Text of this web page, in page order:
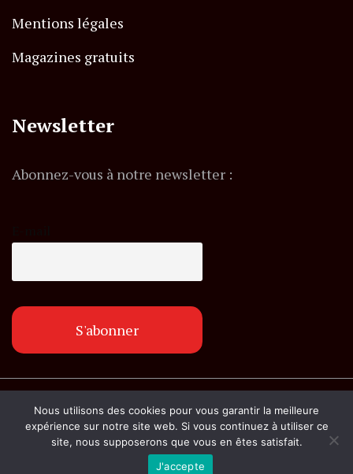
Mentions légales
Magazines gratuits
Newsletter
Abonnez-vous à notre newsletter :
© Copyright lemagazineinfo.fr. Tous droits
réservés.
Nous utilisons des cookies pour vous garantir la meilleure
expérience sur notre site web. Si vous continuez à utiliser ce
site, nous supposerons que vous en êtes satisfait.
J'accepte